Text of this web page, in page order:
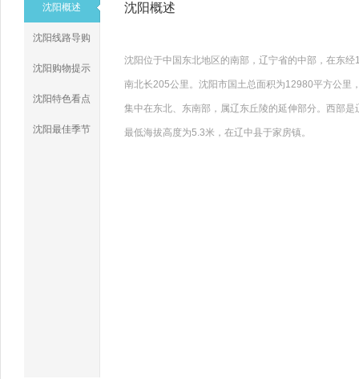
沈阳概述
沈阳线路导购
沈阳购物提示
沈阳特色看点
沈阳最佳季节
沈阳概述
沈阳位于中国东北地区的南部，辽宁省的中部，在东
南北长205公里。沈阳市国土总面积为12980平方公里
集中在东北、东南部，属辽东丘陵的延伸部分。西部
最低海拔高度为5.3米，在辽中县于家房镇。